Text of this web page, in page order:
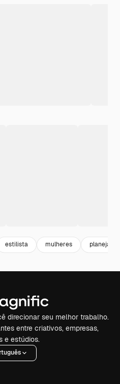
estilista mulheres
direcionar seu melhor trabalho.
entre criativos, empresas,
e estúdios.